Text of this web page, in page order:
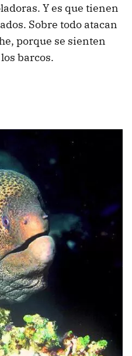
Y es que tienen
Sobre todo atacan
porque se sienten
barcos.